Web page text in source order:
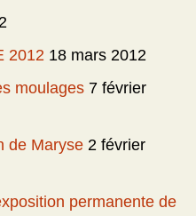
2012 18 mars 2012
moulages 7 février
de Maryse 2 février
permanente de